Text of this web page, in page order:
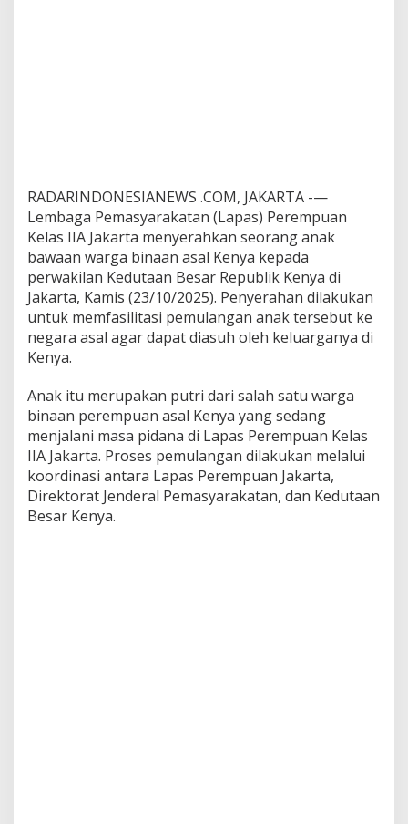
k
i
p
u
l
a
n
g
k
RADARINDONESIANEWS .COM, JAKARTA -—
Lembaga Pemasyarakatan (Lapas) Perempuan
Kelas IIA Jakarta menyerahkan seorang anak
bawaan warga binaan asal Kenya kepada
perwakilan Kedutaan Besar Republik Kenya di
Jakarta, Kamis (23/10/2025). Penyerahan dilakukan
untuk memfasilitasi pemulangan anak tersebut ke
negara asal agar dapat diasuh oleh keluarganya di
Kenya.
Anak itu merupakan putri dari salah satu warga
binaan perempuan asal Kenya yang sedang
menjalani masa pidana di Lapas Perempuan Kelas
IIA Jakarta. Proses pemulangan dilakukan melalui
koordinasi antara Lapas Perempuan Jakarta,
Direktorat Jenderal Pemasyarakatan, dan Kedutaan
Besar Kenya.